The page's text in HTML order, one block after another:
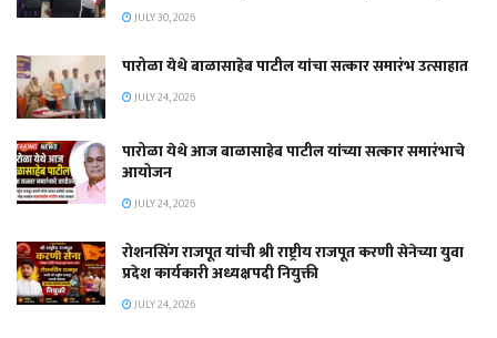
JULY 30, 2026
पारोळा येथे बाळासाहेब पाटील यांचा सत्कार समारंभ उत्साहात
JULY 24, 2026
पारोळा येथे आज बाळासाहेब पाटील यांच्या सत्कार समारंभाचे
आयोजन
JULY 24, 2026
रोशनसिंग राजपूत यांची श्री राष्ट्रीय राजपूत करणी सेनेच्या युवा
प्रदेश कार्यकारी अध्यक्षपदी नियुक्ती
JULY 24, 2026